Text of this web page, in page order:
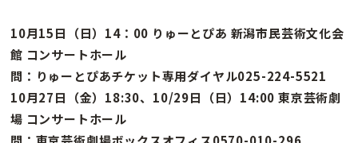
10月15日（日）14：00 りゅーとぴあ 新潟市民芸術文化会
館 コンサートホール
問：りゅーとぴあチケット専用ダイヤル025-224-5521
10月27日（金）18:30、10/29日（日）14:00 東京芸術劇
場 コンサートホール